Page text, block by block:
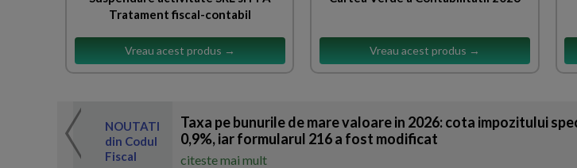
Tratament fiscal-contabil
Vreau acest produs → Vreau acest produs →
NOUTATI
din Codul
Fiscal
Taxa pe bunurile de mare valoare in 2026: cota impozitului
0,9%, iar formularul 216 a fost modificat
citeste mai mult